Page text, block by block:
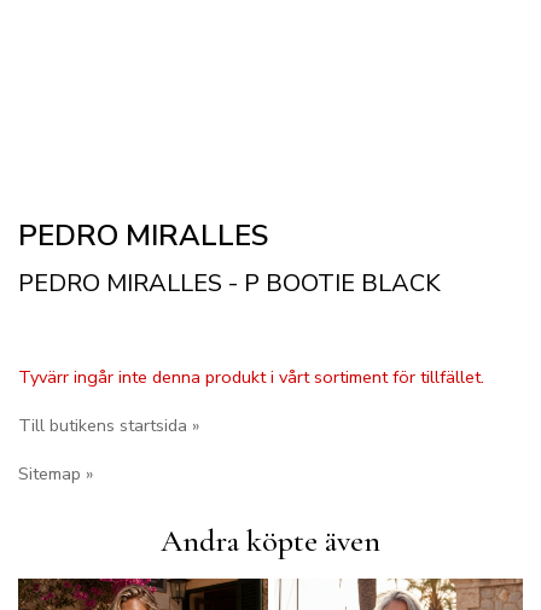
PEDRO MIRALLES
PEDRO MIRALLES - P BOOTIE BLACK
Tyvärr ingår inte denna produkt i vårt sortiment för tillfället.
Till butikens startsida »
Sitemap »
Andra köpte även